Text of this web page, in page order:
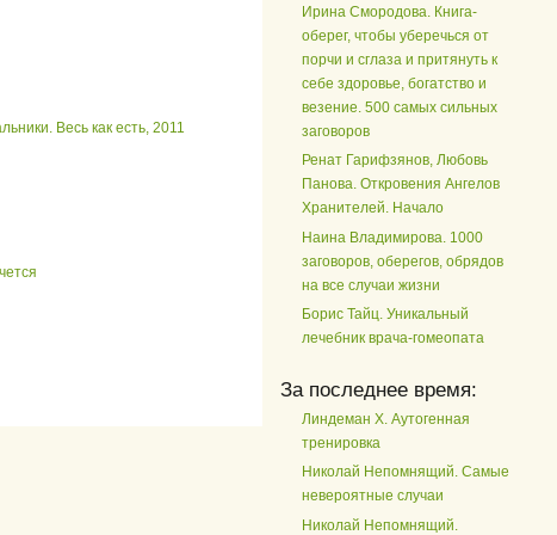
Весь как есть, 2011
Ирина Смородова. Книга-
оберег, чтобы уберечься от
порчи и сглаза и притянуть к
себе здоровье, богатство и
везение. 500 самых сильных
заговоров
Ренат Гарифзянов, Любовь
Панова. Откровения Ангелов
Хранителей. Начало
Наина Владимирова. 1000
заговоров, оберегов, обрядов
на все случаи жизни
Борис Тайц. Уникальный
лечебник врача-гомеопата
За последнее время:
Линдеман Х. Аутогенная
тренировка
Николай Непомнящий. Самые
невероятные случаи
Николай Непомнящий.